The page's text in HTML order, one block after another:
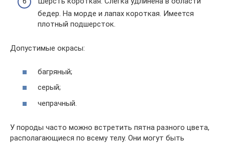
бедер. На морде и лапах короткая. Имеется
плотный подшерсток.
Допустимые окрасы:
багряный;
серый;
чепрачный.
У породы часто можно встретить пятна разного цвета,
располагающиеся по всему телу. Они могут быть